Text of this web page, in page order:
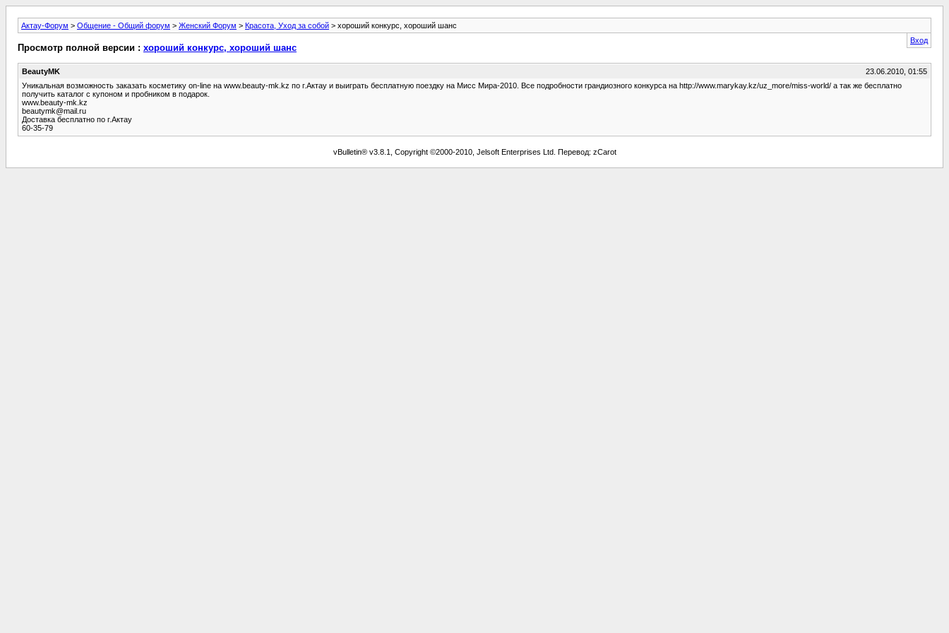
Актау-Форум > Общение - Общий форум > Женский Форум > Красота, Уход за собой > хороший конкурс, хороший шанс
Вход
Просмотр полной версии : хороший конкурс, хороший шанс
BeautyMK
23.06.2010, 01:55
Уникальная возможность заказать косметику on-line на www.beauty-mk.kz по г.Актау и выиграть бесплатную поездку на Мисс Мира-2010. Все подробности грандиозного конкурса на http://www.marykay.kz/uz_more/miss-world/ а так же бесплатно
получить каталог с купоном и пробником в подарок.
www.beauty-mk.kz
beautymk@mail.ru
Доставка бесплатно по г.Актау
60-35-79
vBulletin® v3.8.1, Copyright ©2000-2010, Jelsoft Enterprises Ltd. Перевод: zCarot